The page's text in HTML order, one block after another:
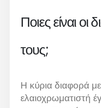
Ποιες είναι οι
τους;
Η κύρια διαφορά
ελαιοχρωματιστή